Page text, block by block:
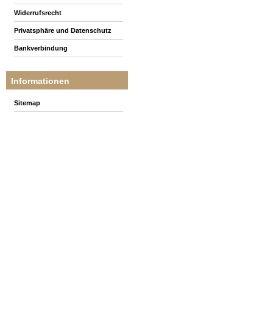
Widerrufsrecht
Privatsphäre und Datenschutz
Bankverbindung
Informationen
Sitemap